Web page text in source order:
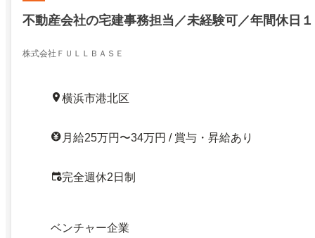
不動産会社の宅建事務担当／未経験可／年間休日
株式会社ＦＵＬＬＢＡＳＥ
横浜市港北区
月給25万円〜34万円 / 賞与・昇給あり
完全週休2日制
ベンチャー企業